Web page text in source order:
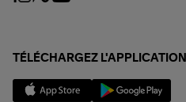
TÉLÉCHARGEZ L'APPLICATION